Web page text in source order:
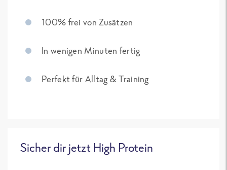
100% frei von Zusätzen
In wenigen Minuten fertig
Perfekt für Alltag & Training
Sicher dir jetzt High Protein